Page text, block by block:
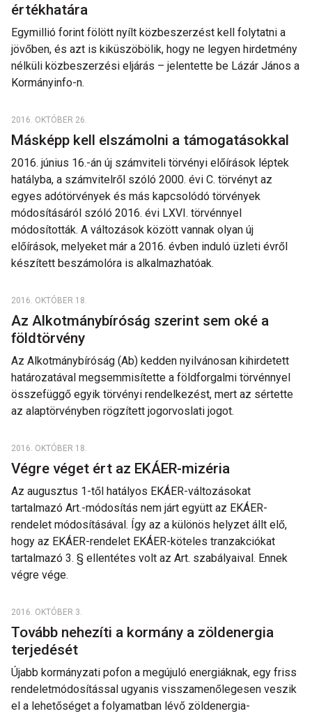
értékhatára
Egymillió forint fölött nyílt közbeszerzést kell folytatni a
jövőben, és azt is kiküszöbölik, hogy ne legyen hirdetmény
nélküli közbeszerzési eljárás – jelentette be Lázár János a
Kormányinfo-n.
2016. OKTÓBER 26.
Másképp kell elszámolni a támogatásokkal
2016. június 16.-án új számviteli törvényi előírások léptek
hatályba, a számvitelről szóló 2000. évi C. törvényt az
egyes adótörvények és más kapcsolódó törvények
módosításáról szóló 2016. évi LXVI. törvénnyel
módosították. A változások között vannak olyan új
előírások, melyeket már a 2016. évben induló üzleti évről
készített beszámolóra is alkalmazhatóak.
2016. OKTÓBER 18.
Az Alkotmánybíróság szerint sem oké a
földtörvény
Az Alkotmánybíróság (Ab) kedden nyilvánosan kihirdetett
határozatával megsemmisítette a földforgalmi törvénnyel
összefüggő egyik törvényi rendelkezést, mert az sértette
az alaptörvényben rögzített jogorvoslati jogot.
2016. OKTÓBER 18.
Végre véget ért az EKÁER-mizéria
Az augusztus 1-től hatályos EKÁER-változásokat
tartalmazó Art.-módosítás nem járt együtt az EKÁER-
rendelet módosításával. Így az a különös helyzet állt elő,
hogy az EKÁER-rendelet EKÁER-köteles tranzakciókat
tartalmazó 3. § ellentétes volt az Art. szabályaival. Ennek
végre vége.
2016. OKTÓBER 3.
Tovább nehezíti a kormány a zöldenergia
terjedését
Újabb kormányzati pofon a megújuló energiáknak, egy friss
rendeletmódosítással ugyanis visszamenőlegesen veszik
el a lehetőséget a folyamatban lévő zöldenergia-